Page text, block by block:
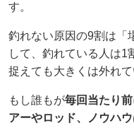
す。
釣れない原因の9割は「
して、釣れている人は
捉えても大きくは外れて
もし誰もが毎回当たり
アーやロッド、ノウハ